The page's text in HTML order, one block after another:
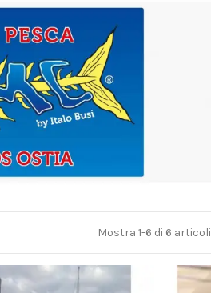
Mostra 1-6 di 6 articoli